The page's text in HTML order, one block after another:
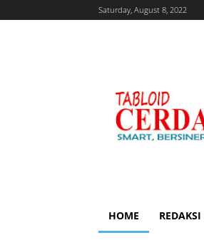
Saturday, August 8, 2022
HOME REDAKSI